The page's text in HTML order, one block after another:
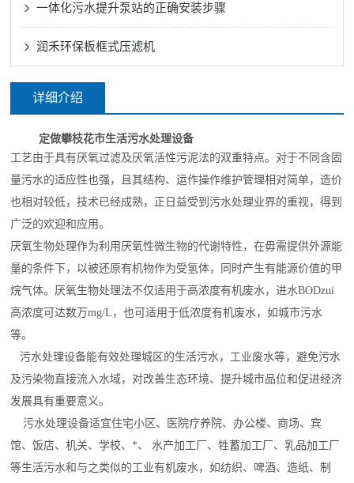
一体化污水提升泵站的正确安装步骤
润禾环保板框式压滤机
详细介绍
定做攀枝花市生活污水处理设备
工艺由于具有厌氧过滤及厌氧活性污泥法的双重特点。对于不同含固
量污水的适应性也强，且其结构、运作操作维护管理相对简单，造价
也相对较低，技术已经成熟，正日益受到污水处理业界的重视，得到
广泛的欢迎和应用。
厌氧生物处理作为利用厌氧性微生物的代谢特性，在毋需提供外源能
量的条件下，以被还原有机物作为受氢体，同时产生有能源价值的甲
烷气体。厌氧生物处理法不仅适用于高浓度有机废水，进水BODzui
高浓度可达数万mg/L，也可适用于低浓度有机废水，如城市污水
等。
污水处理设备能有效处理城区的生活污水，工业废水等，避免污水
及污染物直接流入水域，对改善生态环境、提升城市品位和促进经济
发展具有重要意义。
污水处理设备适宜住宅小区、医院疗养院、办公楼、商场、宾
馆、饭店、机关、学校、*、 水产加工厂、牲蓄加工厂、乳品加工厂
等生活污水和与之类似的工业有机废水，如纺织、啤酒、造纸、制